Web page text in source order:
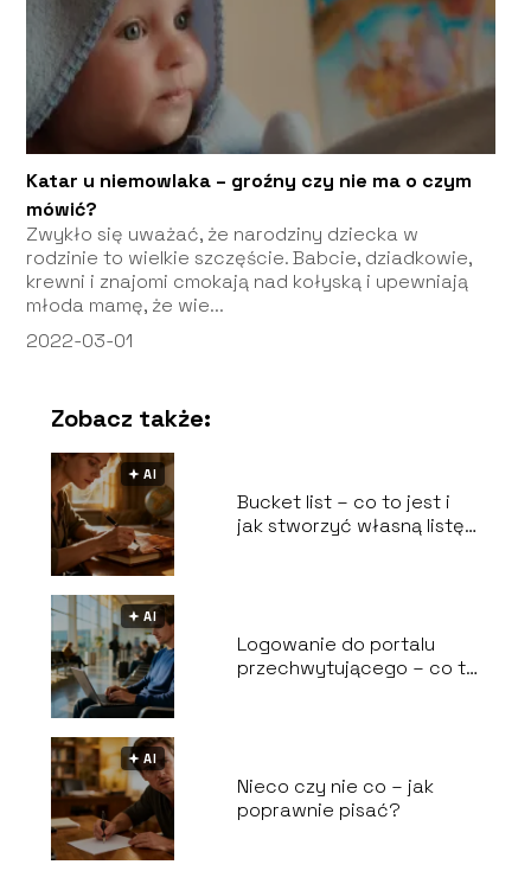
Katar u niemowlaka – groźny czy nie ma o czym
mówić?
Zwykło się uważać, że narodziny dziecka w
rodzinie to wielkie szczęście. Babcie, dziadkowie,
krewni i znajomi cmokają nad kołyską i upewniają
młoda mamę, że wie...
2022-03-01
Zobacz także:
🟅 AI
Bucket list – co to jest i
jak stworzyć własną listę
🟅 AI
Logowanie do portalu
przechwytującego – co to
🟅 AI
Nieco czy nie co – jak
poprawnie pisać?